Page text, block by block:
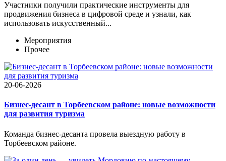
Участники получили практические инструменты для
продвижения бизнеса в цифровой среде и узнали, как
использовать искусственный...
Мероприятия
Прочее
20-06-2026
Бизнес-десант в Торбеевском районе: новые возможности
для развития туризма
Команда бизнес-десанта провела выездную работу в
Торбеевском районе.